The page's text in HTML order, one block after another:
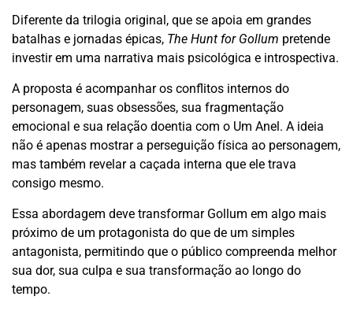
Diferente da trilogia original, que se apoia em grandes
batalhas e jornadas épicas, The Hunt for Gollum pretende
investir em uma narrativa mais psicológica e introspectiva.
A proposta é acompanhar os conflitos internos do
personagem, suas obsessões, sua fragmentação
emocional e sua relação doentia com o Um Anel. A ideia
não é apenas mostrar a perseguição física ao personagem,
mas também revelar a caçada interna que ele trava
consigo mesmo.
Essa abordagem deve transformar Gollum em algo mais
próximo de um protagonista do que de um simples
antagonista, permitindo que o público compreenda melhor
sua dor, sua culpa e sua transformação ao longo do
tempo.